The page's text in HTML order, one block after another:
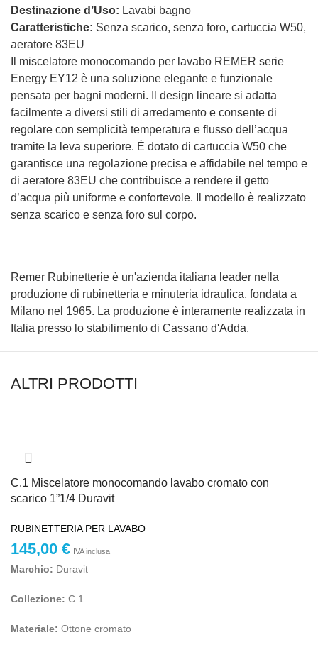
Destinazione d’Uso: Lavabi bagno
Caratteristiche: Senza scarico, senza foro, cartuccia W50,
aeratore 83EU
Il miscelatore monocomando per lavabo REMER serie
Energy EY12 è una soluzione elegante e funzionale
pensata per bagni moderni. Il design lineare si adatta
facilmente a diversi stili di arredamento e consente di
regolare con semplicità temperatura e flusso dell’acqua
tramite la leva superiore. È dotato di cartuccia W50 che
garantisce una regolazione precisa e affidabile nel tempo e
di aeratore 83EU che contribuisce a rendere il getto
d’acqua più uniforme e confortevole. Il modello è realizzato
senza scarico e senza foro sul corpo.
Remer Rubinetterie è un'azienda italiana leader nella
produzione di rubinetteria e minuteria idraulica, fondata a
Milano nel 1965. La produzione è interamente realizzata in
Italia presso lo stabilimento di Cassano d'Adda.
ALTRI PRODOTTI
C.1 Miscelatore monocomando lavabo cromato con
scarico 1”1/4 Duravit
RUBINETTERIA PER LAVABO
145,00 € IVA inclusa
Marchio: Duravit
Collezione: C.1
Materiale: Ottone cromato